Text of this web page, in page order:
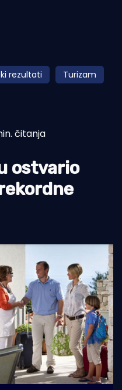
rezultati Turizam
čitanja
ostvario